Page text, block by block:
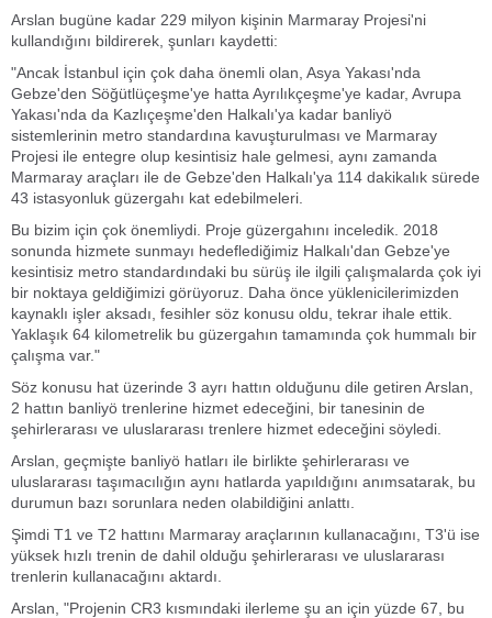
Arslan bugüne kadar 229 milyon kişinin Marmaray Projesi'ni
kullandığını bildirerek, şunları kaydetti:
"Ancak İstanbul için çok daha önemli olan, Asya Yakası'nda
Gebze'den Söğütlüçeşme'ye hatta Ayrılıkçeşme'ye kadar, Avrupa
Yakası'nda da Kazlıçeşme'den Halkalı'ya kadar banliyö
sistemlerinin metro standardına kavuşturulması ve Marmaray
Projesi ile entegre olup kesintisiz hale gelmesi, aynı zamanda
Marmaray araçları ile de Gebze'den Halkalı'ya 114 dakikalık sürede
43 istasyonluk güzergahı kat edebilmeleri.
Bu bizim için çok önemliydi. Proje güzergahını inceledik. 2018
sonunda hizmete sunmayı hedeflediğimiz Halkalı'dan Gebze'ye
kesintisiz metro standardındaki bu sürüş ile ilgili çalışmalarda çok iyi
bir noktaya geldiğimizi görüyoruz. Daha önce yüklenicilerimizden
kaynaklı işler aksadı, fesihler söz konusu oldu, tekrar ihale ettik.
Yaklaşık 64 kilometrelik bu güzergahın tamamında çok hummalı bir
çalışma var."
Söz konusu hat üzerinde 3 ayrı hattın olduğunu dile getiren Arslan,
2 hattın banliyö trenlerine hizmet edeceğini, bir tanesinin de
şehirlerarası ve uluslararası trenlere hizmet edeceğini söyledi.
Arslan, geçmişte banliyö hatları ile birlikte şehirlerarası ve
uluslararası taşımacılığın aynı hatlarda yapıldığını anımsatarak, bu
durumun bazı sorunlara neden olabildiğini anlattı.
Şimdi T1 ve T2 hattını Marmaray araçlarının kullanacağını, T3'ü ise
yüksek hızlı trenin de dahil olduğu şehirlerarası ve uluslararası
trenlerin kullanacağını aktardı.
Arslan, "Projenin CR3 kısmındaki ilerleme şu an için yüzde 67, bu